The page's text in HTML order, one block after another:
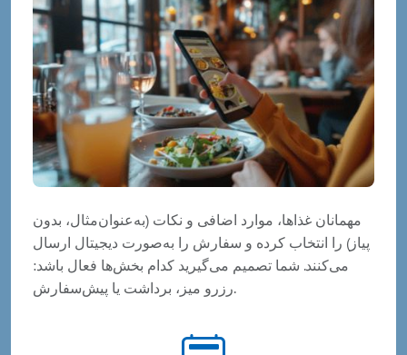
مهمانان غذاها، موارد اضافی و نکات (به‌عنوان‌مثال، بدون
پیاز) را انتخاب کرده و سفارش را به‌صورت دیجیتال ارسال
می‌کنند. شما تصمیم می‌گیرید کدام بخش‌ها فعال باشد:
رزرو میز، برداشت یا پیش‌سفارش.